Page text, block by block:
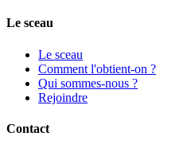
Le sceau
Le sceau
Comment l'obtient-on ?
Qui sommes-nous ?
Rejoindre
Contact